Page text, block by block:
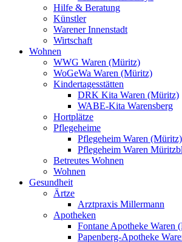
Hilfe & Beratung
Künstler
Warener Innenstadt
Wirtschaft
Wohnen
WWG Waren (Müritz)
WoGeWa Waren (Müritz)
Kindertagesstätten
DRK Kita Waren (Müritz)
WABE-Kita Warensberg
Hortplätze
Pflegeheime
Pflegeheim Waren
Pflegeheim Waren
Betreutes Wohnen
Wohnen
Gesundheit
Ärtze
Arztpraxis Millermann
Apotheken
Fontane Apotheke Waren
Papenberg-Apotheke